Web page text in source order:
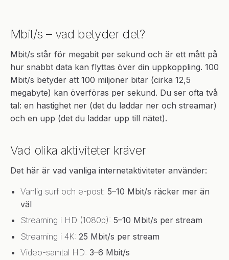
Mbit/s – vad betyder det?
Mbit/s står för megabit per sekund och är ett mått på
hur snabbt data kan flyttas över din uppkoppling. 100
Mbit/s betyder att 100 miljoner bitar (cirka 12,5
megabyte) kan överföras per sekund. Du ser ofta två
tal: en hastighet ner (det du laddar ner och streamar)
och en upp (det du laddar upp till nätet).
Vad olika aktiviteter kräver
Det här är vad vanliga internetaktiviteter använder:
Vanlig surf och e-post: 5–10 Mbit/s räcker mer än
väl
Streaming i HD (1080p): 5–10 Mbit/s per stream
Streaming i 4K: 25 Mbit/s per stream
Video-samtal HD: 3–6 Mbit/s